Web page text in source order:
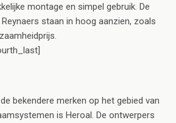
montage en simpel gebruik. De
staan in hoog aanzien, zoals
bekendere merken op het gebied van
is Heroal. De ontwerpers